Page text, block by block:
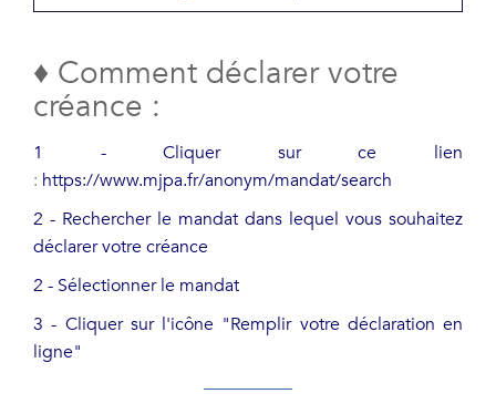
♦ Comment déclarer votre
créance :
1 - Cliquer sur ce lien
: https://www.mjpa.fr/anonym/mandat/search
2 - Rechercher le mandat dans lequel vous souhaitez
déclarer votre créance
2 - Sélectionner le mandat
3 - Cliquer sur l'icône "Remplir votre déclaration en
ligne"